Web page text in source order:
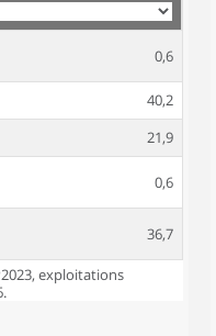
0,6
40,2
21,9
0,6
36,7
exploitations